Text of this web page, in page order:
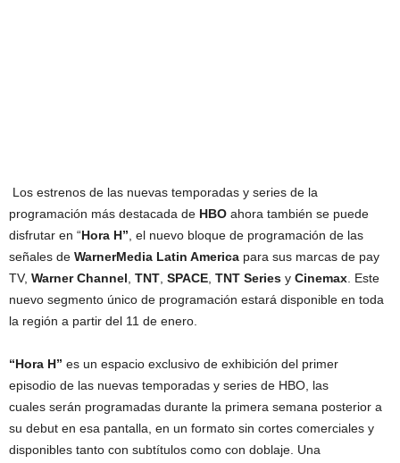
Los estrenos de las nuevas temporadas y series de la
programación más destacada de HBO ahora también se puede
disfrutar en “Hora H” , el nuevo bloque de programación de las
señales de WarnerMedia Latin America para sus marcas de pay
TV, Warner Channel TNT SPACE TNT Series y Cinemax . Este
nuevo segmento único de programación estará disponible en toda
la región a partir del 11 de enero.
“Hora H” es un espacio exclusivo de exhibición del primer
episodio de las nuevas temporadas y series de HBO, las
cuales serán programadas durante la primera semana posterior a
su debut en esa pantalla, en un formato sin cortes comerciales y
disponibles tanto con subtítulos como con doblaje. Una